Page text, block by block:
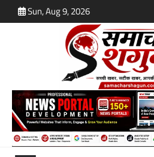
to
Sun, Aug 9, 2026